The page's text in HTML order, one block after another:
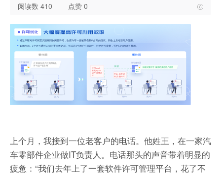
阅读数 410 点赞 0
上个月，我接到一位老客户的电话。他姓王，在一家汽
车零部件企业做IT负责人。电话那头的声音带着明显的
疲惫：“我们去年上了一套软件许可管理平台，花了不